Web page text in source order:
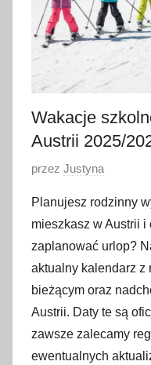
Wakacje
Austrii 2025/
O
u
b
l
i
k
o
w
a
przez Justyna
Planujesz rodzinny
mieszkasz w Austrii
zaplanować urlop?
aktualny kalendarz z
bieżącym oraz
Austrii. Daty te są
zawsze zalecamy
ewentualnych